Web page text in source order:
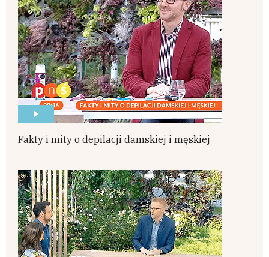
Fakty i mity o depilacji damskiej i męskiej